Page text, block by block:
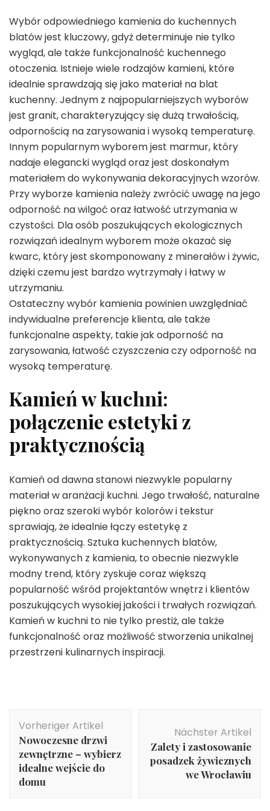
Wybór odpowiedniego kamienia do kuchennych
blatów jest kluczowy, gdyż determinuje nie tylko
wygląd, ale także funkcjonalność kuchennego
otoczenia. Istnieje wiele rodzajów kamieni, które
idealnie sprawdzają się jako materiał na blat
kuchenny. Jednym z najpopularniejszych wyborów
jest granit, charakteryzujący się dużą trwałością,
odpornością na zarysowania i wysoką temperaturę.
Innym popularnym wyborem jest marmur, który
nadaje elegancki wygląd oraz jest doskonałym
materiałem do wykonywania dekoracyjnych wzorów.
Przy wyborze kamienia należy zwrócić uwagę na jego
odporność na wilgoć oraz łatwość utrzymania w
czystości. Dla osób poszukujących ekologicznych
rozwiązań idealnym wyborem może okazać się
kwarc, który jest skomponowany z minerałów i żywic,
dzięki czemu jest bardzo wytrzymały i łatwy w
utrzymaniu.
Ostateczny wybór kamienia powinien uwzględniać
indywidualne preferencje klienta, ale także
funkcjonalne aspekty, takie jak odporność na
zarysowania, łatwość czyszczenia czy odporność na
wysoką temperaturę.
Kamień w kuchni:
połączenie estetyki z
praktycznością
Kamień od dawna stanowi niezwykle popularny
materiał w aranżacji kuchni. Jego trwałość, naturalne
piękno oraz szeroki wybór kolorów i tekstur
sprawiają, że idealnie łączy estetykę z
praktycznością. Sztuka kuchennych blatów,
wykonywanych z kamienia, to obecnie niezwykle
modny trend, który zyskuje coraz większą
popularność wśród projektantów wnętrz i klientów
poszukujących wysokiej jakości i trwałych rozwiązań.
Kamień w kuchni to nie tylko prestiż, ale także
funkcjonalność oraz możliwość stworzenia unikalnej
przestrzeni kulinarnych inspiracji.
Vorheriger Artikel
Nowoczesne drzwi
zewnętrzne – wybierz
idealne wejście do
domu
Nächster Artikel
Zalety i zastosowanie
posadzek żywicznych
we Wrocławiu